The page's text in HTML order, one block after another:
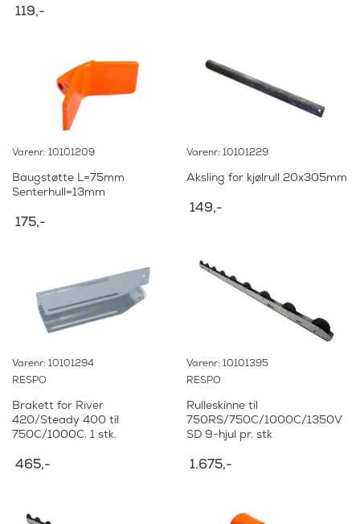
119,-
Varenr: 10101209
Baugstøtte L=75mm
Senterhull=13mm
175,-
Varenr: 10101229
Aksling for kjølrull 20x305mm
149,-
Varenr: 10101294
RESPO
Brakett for River
420/Steady 400 til
750C/1000C. 1 stk.
465,-
Varenr: 10101395
RESPO
Rulleskinne til
750RS/750C/1000C/1350V
SD 9-hjul pr. stk
1.675,-